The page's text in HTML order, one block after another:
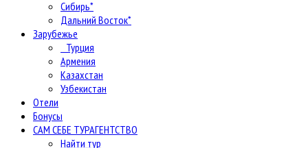
Сибирь*
Дальний Восток*
Зарубежье
Турция
Армения
Казахстан
Узбекистан
Отели
Бонусы
САМ СЕБЕ ТУРАГЕНТСТВО
Найти тур